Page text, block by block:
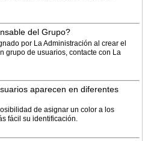
del Grupo?
por La Administración al crear el
grupo de usuarios, contacte con La
aparecen en diferentes
de asignar un color a los
fácil su identificación.